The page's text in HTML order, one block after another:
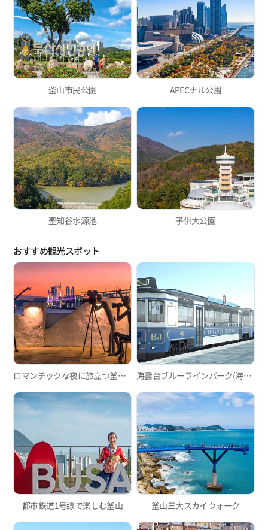
釜山市民公園 APECナル公園
聖知谷水源池 子供大公園
おすすめ観光スポット
ロマンチックな夜に旅立つ釜山シティツアーバス・夜景ツアー「ブリッジドライブ」 海雲台ブルーラインパーク(海辺列車、スカイカプセル)
都市鉄道1号線で楽しむ釜山 釜山三大スカイウォーク